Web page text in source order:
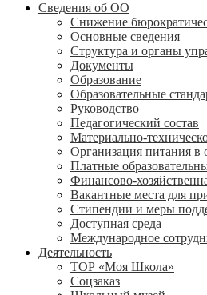
Сведения об ОО
Снижение
Основные сведения
Структура и органы
Документы
Образование
Образовательные
Руководство
Педагогический состав
Материально-
Организация питания в
Платные
Финансово-
Вакантные места для
Стипендии и меры
Доступная среда
Международное
Деятельность
ТОР «Моя Школа»
Соцзаказ